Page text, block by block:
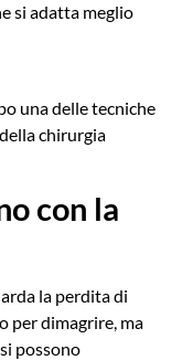
si adatta meglio
una delle tecniche
chirurgia
con la
la perdita di
per dimagrire, ma
possono